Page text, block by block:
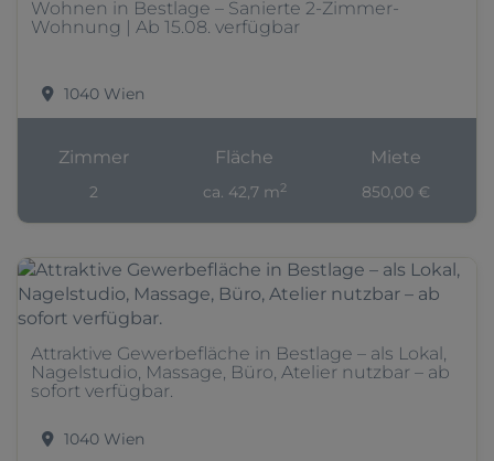
Wohnen in Bestlage – Sanierte 2-Zimmer-
Wohnung | Ab 15.08. verfügbar
1040 Wien
Zimmer
2
Fläche
ca. 42,7 m2
Miete
850,00 €
Attraktive Gewerbefläche in Bestlage – als Lokal,
Nagelstudio, Massage, Büro, Atelier nutzbar – ab
sofort verfügbar.
1040 Wien